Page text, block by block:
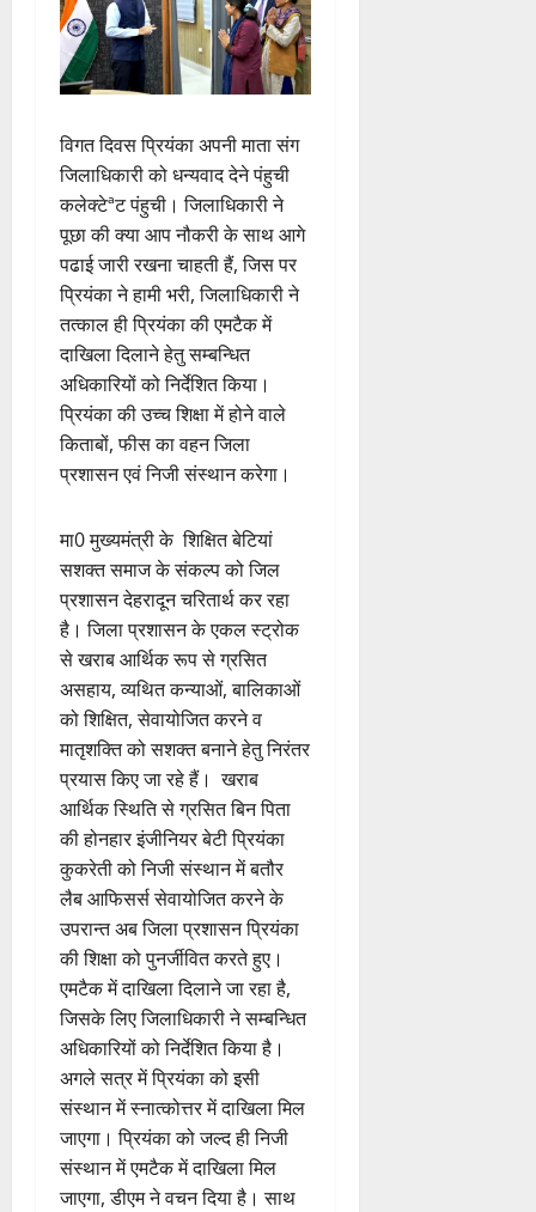
विगत दिवस प्रियंका अपनी माता संग
जिलाधिकारी को धन्यवाद देने पंहुची
कलेक्टेªट पंहुची। जिलाधिकारी ने
पूछा की क्या आप नौकरी के साथ आगे
पढाई जारी रखना चाहती हैं, जिस पर
प्रियंका ने हामी भरी, जिलाधिकारी ने
तत्काल ही प्रियंका की एमटैक में
दाखिला दिलाने हेतु सम्बन्धित
अधिकारियों को निर्देशित किया।
प्रियंका की उच्च शिक्षा में होने वाले
किताबों, फीस का वहन जिला
प्रशासन एवं निजी संस्थान करेगा।
मा0 मुख्यमंत्री के शिक्षित बेटियां
सशक्त समाज के संकल्प को जिल
प्रशासन देहरादून चरितार्थ कर रहा
है। जिला प्रशासन के एकल स्ट्रोक
से खराब आर्थिक रूप से ग्रसित
असहाय, व्यथित कन्याओं, बालिकाओं
को शिक्षित, सेवायोजित करने व
मातृशक्ति को सशक्त बनाने हेतु निरंतर
प्रयास किए जा रहे हैं। खराब
आर्थिक स्थिति से ग्रसित बिन पिता
की होनहार इंजीनियर बेटी प्रियंका
कुकरेती को निजी संस्थान में बतौर
लैब आफिसर्स सेवायोजित करने के
उपरान्त अब जिला प्रशासन प्रियंका
की शिक्षा को पुनर्जीवित करते हुए।
एमटैक में दाखिला दिलाने जा रहा है,
जिसके लिए जिलाधिकारी ने सम्बन्धित
अधिकारियों को निर्देशित किया है।
अगले सत्र में प्रियंका को इसी
संस्थान में स्नात्कोत्तर में दाखिला मिल
जाएगा। प्रियंका को जल्द ही निजी
संस्थान में एमटैक में दाखिला मिल
जाएगा, डीएम ने वचन दिया है। साथ